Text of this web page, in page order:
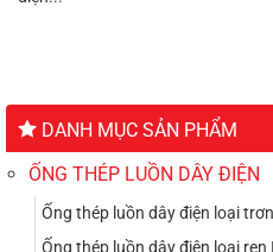
DANH MỤC SẢN PHẨM
ỐNG THÉP LUỒN DÂY ĐIỆN
Ống thép luồn dây điện loại